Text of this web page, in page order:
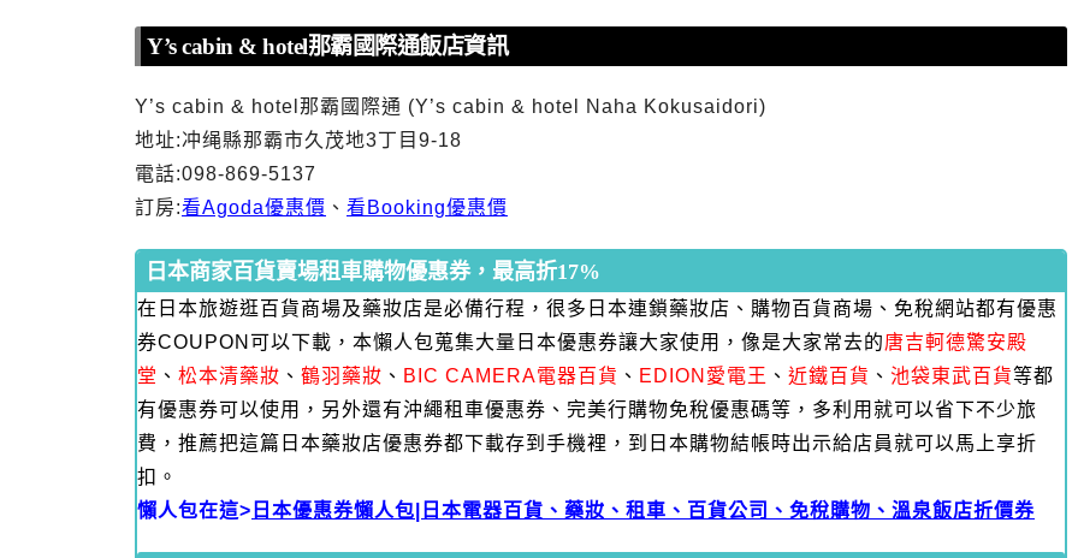
Y’s cabin & hotel那霸國際通飯店資訊
Y’s cabin & hotel那霸國際通 (Y’s cabin & hotel Naha Kokusaidori)
地址:冲绳縣那霸市久茂地3丁目9-18
電話:098-869-5137
訂房:看Agoda優惠價 、 看Booking優惠價
日本商家百貨賣場租車購物優惠券，最高折17%
在日本旅遊逛百貨商場及藥妝店是必備行程，很多日本連鎖藥妝店、購物百貨商場、免稅網站都有優惠
券COUPON可以下載，本懶人包蒐集大量日本優惠券讓大家使用，像是大家常去的唐吉軻德驚安殿
堂 、 松本清藥妝 、 鶴羽藥妝 、 BIC CAMERA電器百貨 、 EDION愛電王 、 近鐵百貨 、 池袋東武百貨等都
有優惠券可以使用，另外還有沖繩租車優惠券、完美行購物免稅優惠碼等，多利用就可以省下不少旅
費，推薦把這篇日本藥妝店優惠券都下載存到手機裡，到日本購物結帳時出示給店員就可以馬上享折
扣。
懶人包在這> 日本優惠券懶人包|日本電器百貨、藥妝、租車、百貨公司、免稅購物、溫泉飯店折價券